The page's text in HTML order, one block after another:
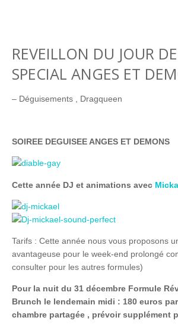
REVEILLON DU JOUR DE
SPECIAL ANGES ET
– Déguisements , Dragqueen
SOIREE DEGUISEE ANGES ET DEMONS
Cette année DJ et animations avec
Tarifs : Cette année nous vous proposons
avantageuse pour le week-end prolongé
consulter pour les autres formules)
Pour la nuit du 31 décembre Formule
Brunch le lendemain midi : 180 euros
chambre partagée , prévoir supplément